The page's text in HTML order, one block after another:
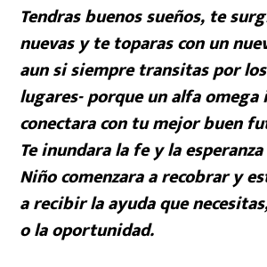
Tendras buenos sueños, te
nuevas y te toparas con un
aun si siempre transitas por
lugares- porque un alfa
conectara con tu mejor buen
Te inundara la fe y la
Niño comenzara a recobrar y
a recibir la ayuda que
o la oportunidad.